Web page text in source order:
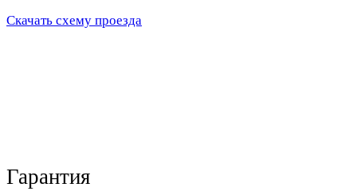
Скачать схему проезда
Гарантия